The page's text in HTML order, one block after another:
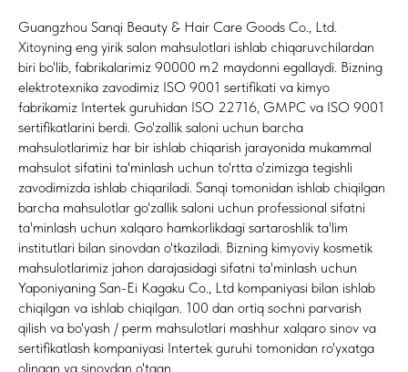
Guangzhou Sanqi Beauty & Hair Care Goods Co., Ltd.
Xitoyning eng yirik salon mahsulotlari ishlab chiqaruvchilardan
biri bo'lib, fabrikalarimiz 90000 m2 maydonni egallaydi. Bizning
elektrotexnika zavodimiz ISO 9001 sertifikati va kimyo
fabrikamiz Intertek guruhidan ISO 22716, GMPC va ISO 9001
sertifikatlarini berdi. Go'zallik saloni uchun barcha
mahsulotlarimiz har bir ishlab chiqarish jarayonida mukammal
mahsulot sifatini ta'minlash uchun to'rtta o'zimizga tegishli
zavodimizda ishlab chiqariladi. Sanqi tomonidan ishlab chiqilgan
barcha mahsulotlar go'zallik saloni uchun professional sifatni
ta'minlash uchun xalqaro hamkorlikdagi sartaroshlik ta'lim
institutlari bilan sinovdan o'tkaziladi. Bizning kimyoviy kosmetik
mahsulotlarimiz jahon darajasidagi sifatni ta'minlash uchun
Yaponiyaning San-Ei Kagaku Co., Ltd kompaniyasi bilan ishlab
chiqilgan va ishlab chiqilgan. 100 dan ortiq sochni parvarish
qilish va bo'yash / perm mahsulotlari mashhur xalqaro sinov va
sertifikatlash kompaniyasi Intertek guruhi tomonidan ro'yxatga
olingan va sinovdan o'tgan.